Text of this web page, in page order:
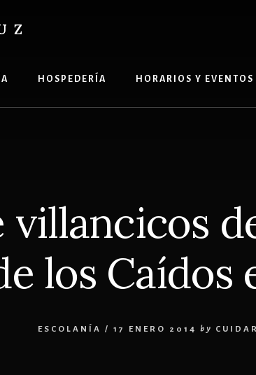
HOSPEDERÍA HORARIOS Y EVENTOS
villancicos
los Caídos
ESCOLANÍA / 17 ENERO 2014 by